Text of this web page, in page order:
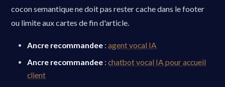
cocon semantique ne doit pas rester cache dans le footer
ou limite aux cartes de fin d'article.
Ancre recommandee :agent vocal IA
Ancre recommandee :chatbot vocal IA pour accueil
client